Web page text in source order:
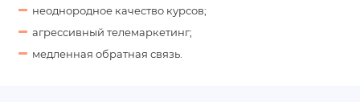
неоднородное качество курсов;
агрессивный телемаркетинг;
медленная обратная связь.